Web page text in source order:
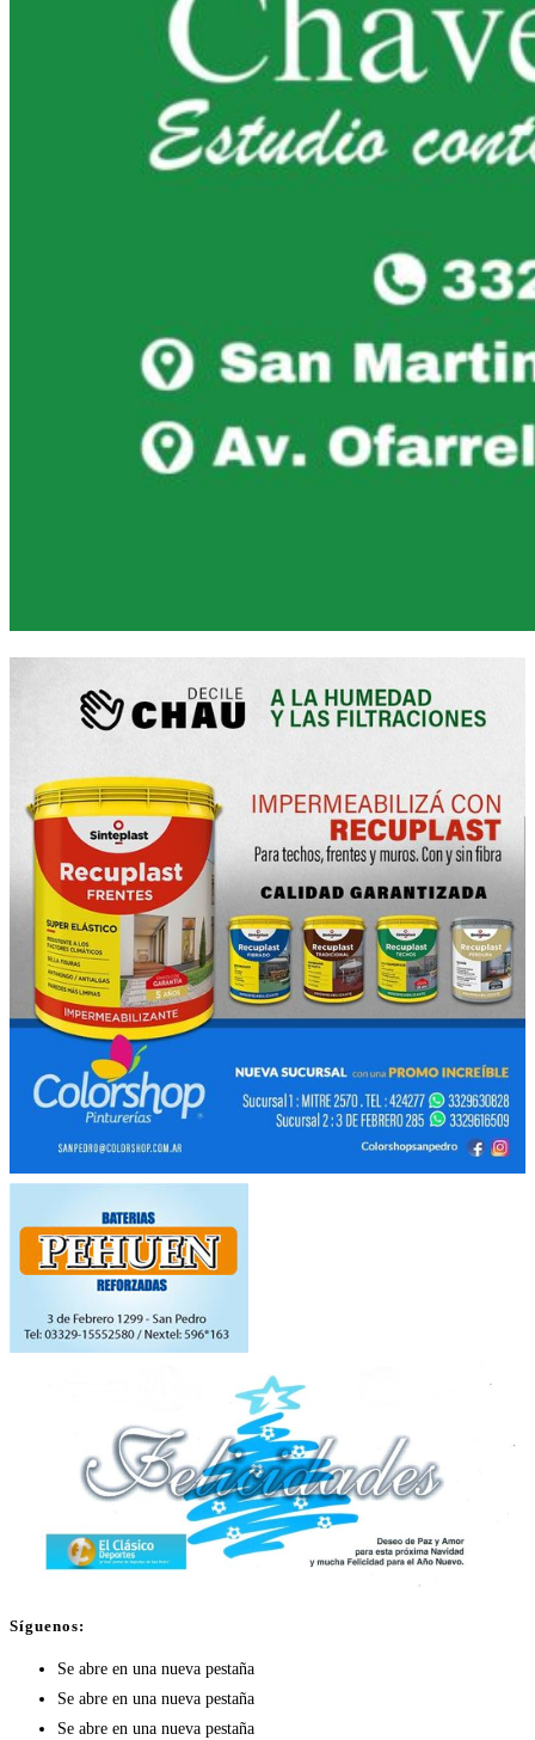
Síguenos:
Se abre en una nueva pestaña
Se abre en una nueva pestaña
Se abre en una nueva pestaña